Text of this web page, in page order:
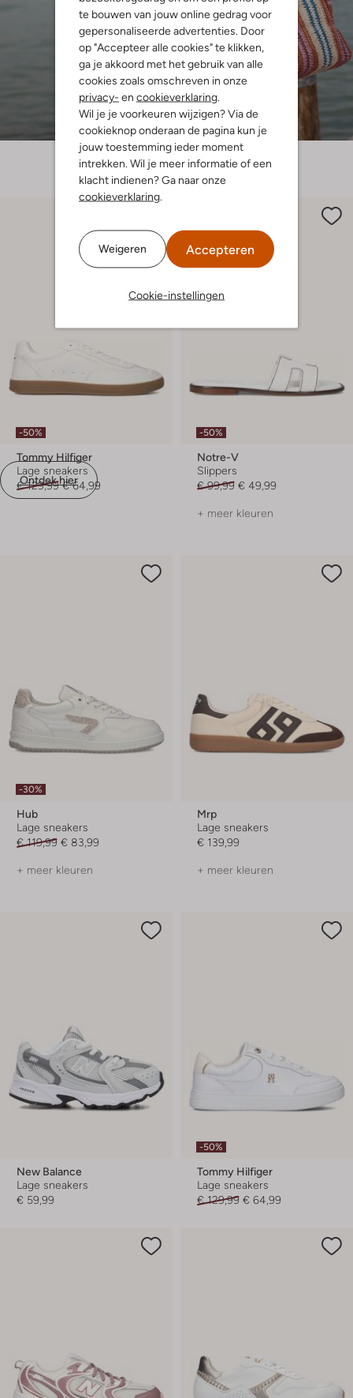
te bouwen van jouw online gedrag voor
gepersonaliseerde advertenties. Door
op "Accepteer alle cookies" te klikken,
ga je akkoord met het gebruik van alle
cookies zoals omschreven in onze
privacy- en cookieverklaring
Wil je je voorkeuren wijzigen? Via de
cookieknop onderaan de pagina kun je
jouw toestemming ieder moment
intrekken. Wil je meer informatie of een
klacht indienen? Ga naar onze
cookieverklaring
Weigeren Accepteren
Cookie-instellingen
Ontdek hier
-50%
Tommy Hilfiger
Lage sneakers
€ 129,99 € 64,99
-50%
Notre-V
Slippers
€ 99,99 € 49,99
+ meer kleuren
-30%
Hub
Lage sneakers
€ 119,99 € 83,99
+ meer kleuren
Mrp
Lage sneakers
€ 139,99
+ meer kleuren
New Balance
Lage sneakers
€ 59,99
-50%
Tommy Hilfiger
Lage sneakers
€ 129,99 € 64,99